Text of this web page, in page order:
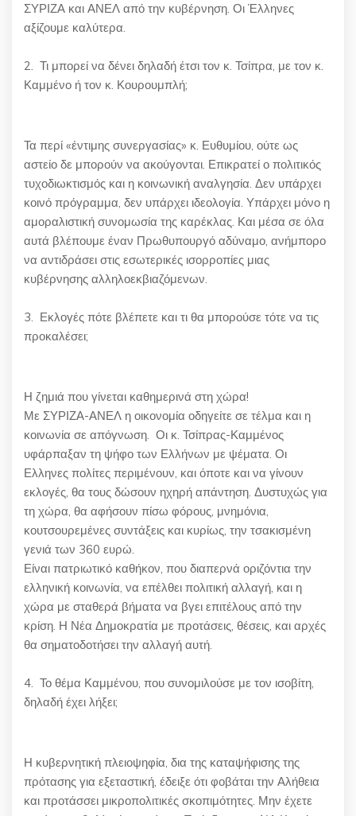
ΣΥΡΙΖΑ και ΑΝΕΛ από την κυβέρνηση. Οι Έλληνες
αξίζουμε καλύτερα.
2. Τι μπορεί να δένει δηλαδή έτσι τον κ. Τσίπρα, με τον κ.
Καμμένο ή τον κ. Κουρουμπλή;
Τα περί «έντιμης συνεργασίας» κ. Ευθυμίου, ούτε ως
αστείο δε μπορούν να ακούγονται. Επικρατεί ο πολιτικός
τυχοδιωκτισμός και η κοινωνική αναλγησία. Δεν υπάρχει
κοινό πρόγραμμα, δεν υπάρχει ιδεολογία. Υπάρχει μόνο η
αμοραλιστική συνομωσία της καρέκλας. Και μέσα σε όλα
αυτά βλέπουμε έναν Πρωθυπουργό αδύναμο, ανήμπορο
να αντιδράσει στις εσωτερικές ισορροπίες μιας
κυβέρνησης αλληλοεκβιαζόμενων.
3. Εκλογές πότε βλέπετε και τι θα μπορούσε τότε να τις
προκαλέσει;
Η ζημιά που γίνεται καθημερινά στη χώρα!
Με ΣΥΡΙΖΑ-ΑΝΕΛ η οικονομία οδηγείτε σε τέλμα και η
κοινωνία σε απόγνωση. Οι κ. Τσίπρας-Καμμένος
υφάρπαξαν τη ψήφο των Ελλήνων με ψέματα. Οι
Ελληνες πολίτες περιμένουν, και όποτε και να γίνουν
εκλογές, θα τους δώσουν ηχηρή απάντηση. Δυστυχώς για
τη χώρα, θα αφήσουν πίσω φόρους, μνημόνια,
κουτσουρεμένες συντάξεις και κυρίως, την τσακισμένη
γενιά των 360 ευρώ.
Είναι πατριωτικό καθήκον, που διαπερνά οριζόντια την
ελληνική κοινωνία, να επέλθει πολιτική αλλαγή, και η
χώρα με σταθερά βήματα να βγει επιτέλους από την
κρίση. Η Νέα Δημοκρατία με προτάσεις, θέσεις, και αρχές
θα σηματοδοτήσει την αλλαγή αυτή.
4. Το θέμα Καμμένου, που συνομιλούσε με τον ισοβίτη,
δηλαδή έχει λήξει;
Η κυβερνητική πλειοψηφία, δια της καταψήφισης της
πρότασης για εξεταστική, έδειξε ότι φοβάται την Αλήθεια
και προτάσσει μικροπολιτικές σκοπιμότητες. Μην έχετε